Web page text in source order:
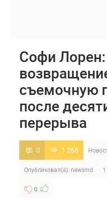
Софи Лорен:
съемочную
после
перерыва
0 1 266
Опубликовал(а): newsmd
0